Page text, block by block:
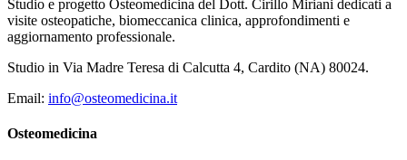
Studio e progetto Osteomedicina del Dott. Cirillo Miriani dedicati a
visite osteopatiche, biomeccanica clinica, approfondimenti e
aggiornamento professionale.
Studio in Via Madre Teresa di Calcutta 4, Cardito (NA) 80024.
Email: info@osteomedicina.it
Osteomedicina